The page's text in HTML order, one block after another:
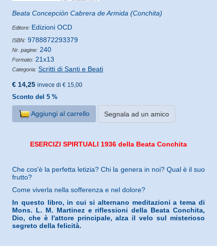
Beata Concepción Cabrera de Armida (Conchita)
Editore: Edizioni OCD
ISBN: 9788872293379
Nr. pagine: 240
Formato: 21x13
Categoria: Scritti di Santi e Beati
€ 14,25 invece di € 15,00
Sconto del 5 %
Aggiungi al carrello Segnala ad un amico
ESERCIZI SPIRTUALI 1936 della Beata Conchita
Che cos'è la perfetta letizia? Chi la genera in noi? Qual è il suo
frutto?
Come viverla nella sofferenza e nel dolore?
In questo libro, in cui si alternano meditazioni a tema di
Mons. L. M. Martinez e riflessioni della Beata Conchita,
Dio, che è l'attore principale, alza il velo sul misterioso
segreto della felicità.